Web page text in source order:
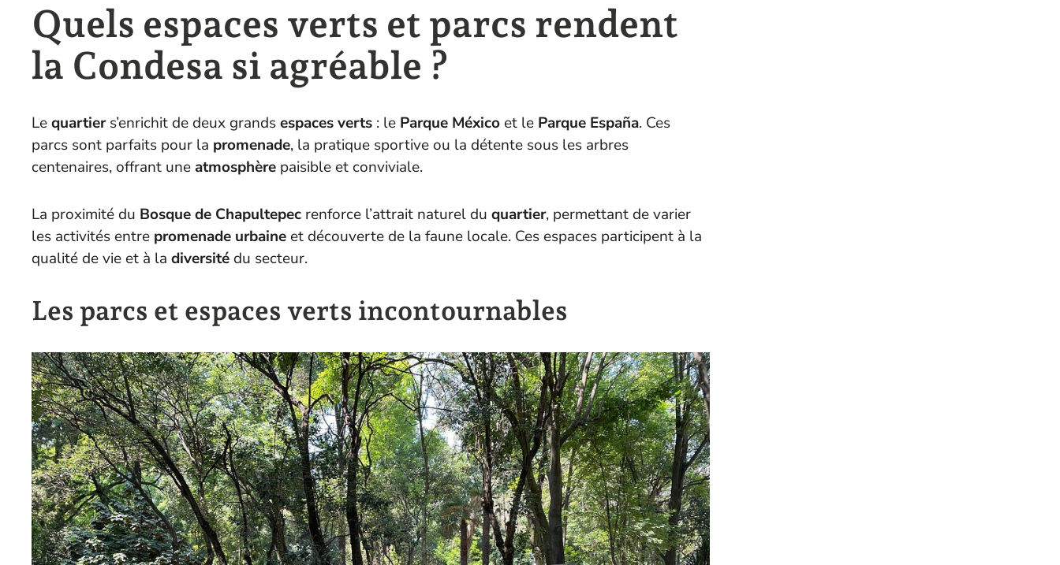
Quels espaces verts et parcs rendent
la Condesa si agréable ?
Lequartiers’enrichit de deux grandsespaces verts : le Parque México et le Parque España. Ces
parcs sont parfaits pour la promenade, la pratique sportive ou la détente sous les arbres
centenaires, offrant uneatmosphère paisible et conviviale.
La proximité du Bosque de Chapultepec renforce l’attrait naturel du quartier, permettant de varier
les activités entre promenade urbaine et découverte de la faune locale. Ces espaces participent à la
qualité de vie et à la diversité du secteur.
Les parcs et espaces verts incontournables